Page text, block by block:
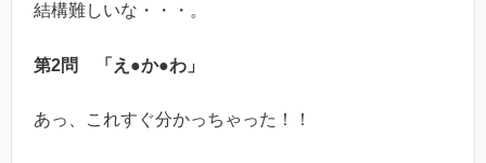
結構難しいな・・・。
第2問 「え●か●わ」
あっ、これすぐ分かっちゃった！！